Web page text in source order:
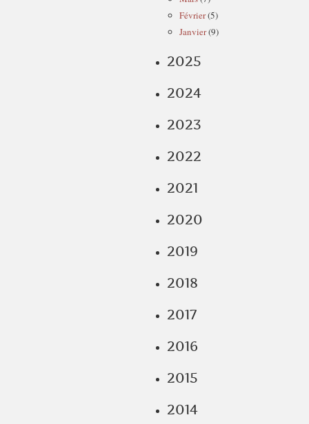
Février(5)
Janvier(9)
2025
2024
2023
2022
2021
2020
2019
2018
2017
2016
2015
2014